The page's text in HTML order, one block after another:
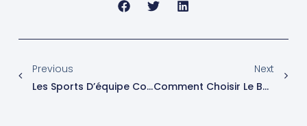
Previous
Les Sports D’équipe Comme Moyen De Rester Actif Et Social
Next
Comment Choisir Le Bon Sport Pour Vous